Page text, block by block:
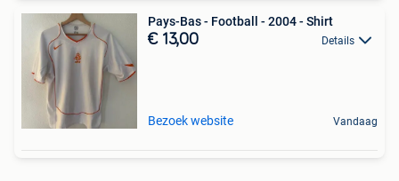
Pays-Bas - Football - 2004 - Shirt
€ 13,00 Details
Bezoek website Vandaag